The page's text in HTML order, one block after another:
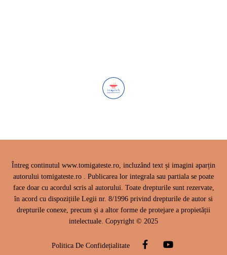
Politica De Confidețialitate
Întreg continutul www.tomigateste.ro, incluzând text și imagini aparțin
autorului tomigateste.ro . Publicarea lor integrala sau partiala se poate
face doar cu acordul scris al autorului. Toate drepturile sunt rezervate,
în acord cu dispozițiile Legii nr. 8/1996 privind drepturile de autor si
drepturile conexe, precum și a altor forme de protejare a propietății
intelectuale. Copyright © 2025